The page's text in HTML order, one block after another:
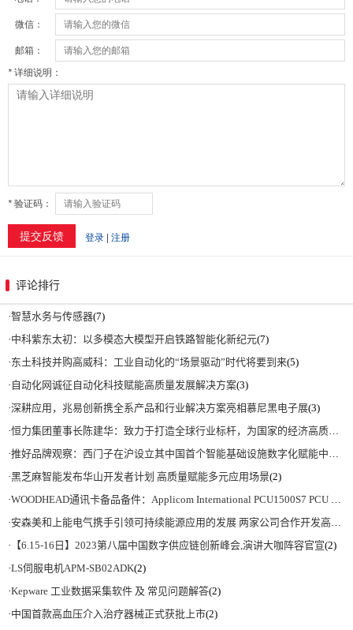
评论排行
·智慧水务与传感器(7)
·中科紫东太初：以多模态大模型开启铁路智能化新纪元(7)
·东土科技并购高威科：工业自动化的“场景驱动”时代将要到来(5)
· 自动化网诚征自动化科技赋能高质量发展解决方案(3)
·深耕应用，兆易创新携全系产品和行业解决方案亮相慕尼黑电子展(3)
·恒力集团董事长陈建华：致力于打造全球行业标杆，为国家的经济高质量发展贡献更大力量|上海电气集团党委书记、董事长吴磊来访
·推好品牌观察：西门子在沪设立其中国首个智能基础设施数字化赋能中心
·黑芝麻智能发布华山开发者计划 高质量赋能多元应用场景(2)
·WOODHEAD通讯卡备品备件：Applicom International PCU1500S7 PCU 1500 S7 V4.5.0
·安森美和上能电气携手引领可持续能源应用的发展 两家公司合作开发高性能储能和太阳能组串式逆变器方案 以实现可持续的未来
· 【6.15-16日】2023第八届中国数字供应链创新峰会,演讲大咖阵容官宣(2)
·LS伺服电机APM-SB02ADK(2)
·Kepware 工业数据采集软件 及 常见问题解答(2)
·中国首款高血压介入治疗器械正式获批上市(2)